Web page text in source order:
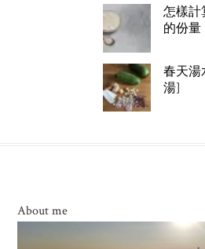
怎樣計
的份量
春天湯
湯]
About me